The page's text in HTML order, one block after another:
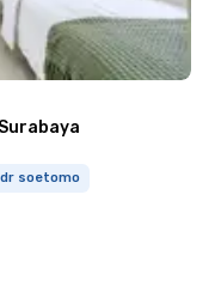
soetomo